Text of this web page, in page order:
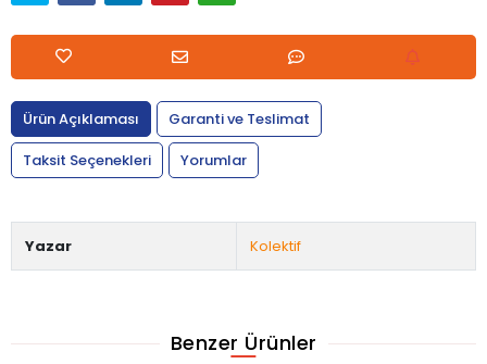
Ürün Açıklaması
Garanti ve Teslimat
Taksit Seçenekleri
Yorumlar
Yazar Kolektif
Benzer Ürünler